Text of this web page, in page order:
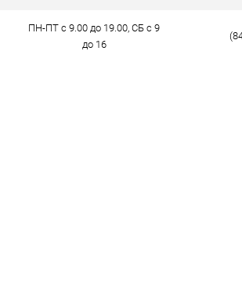
ПН-ПТ с 9.00 до 19.00, СБ с 9
до 16